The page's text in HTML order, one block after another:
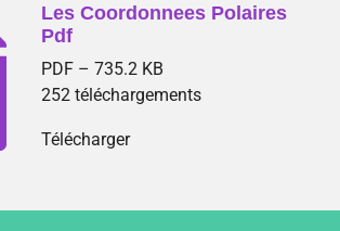
Les Coordonnees Polaires
Pdf
PDF – 735.2 KB
252 téléchargements
Télécharger